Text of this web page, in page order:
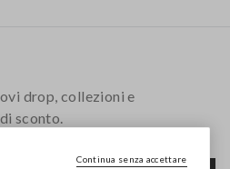
drop, collezioni e
sconto.
Continua senza accettare